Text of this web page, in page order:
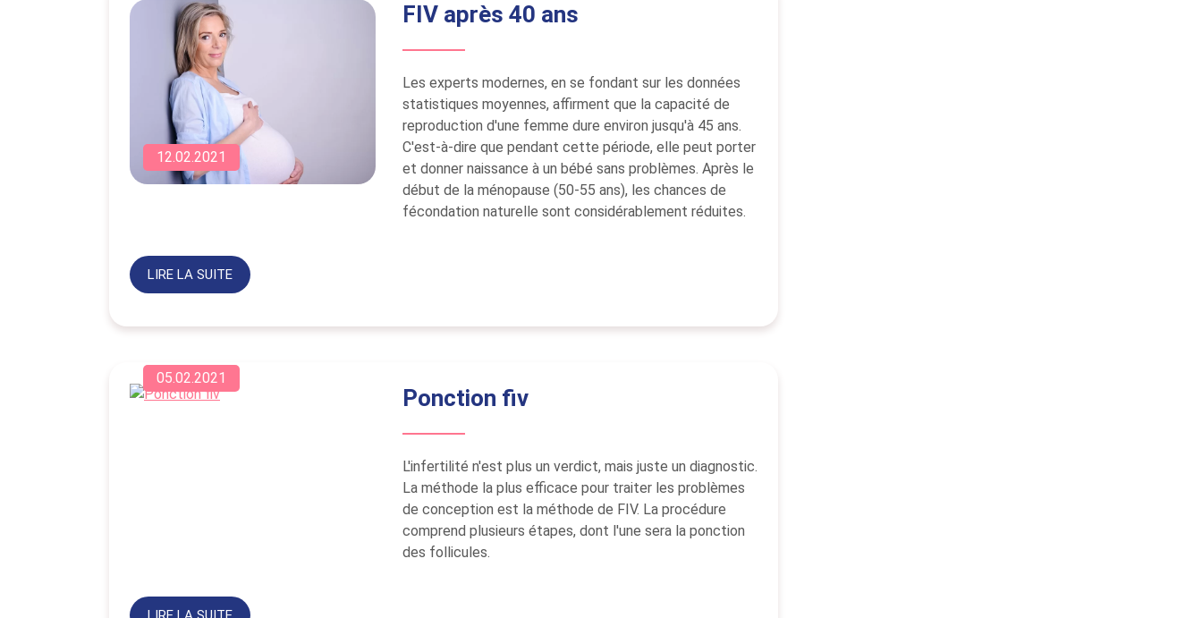
12.02.2021
FIV après 40 ans
Les experts modernes, en se fondant sur les données
statistiques moyennes, affirment que la capacité de
reproduction d'une femme dure environ jusqu'à 45 ans.
C'est-à-dire que pendant cette période, elle peut porter
et donner naissance à un bébé sans problèmes. Après le
début de la ménopause (50-55 ans), les chances de
fécondation naturelle sont considérablement réduites.
LIRE LA SUITE
05.02.2021
Ponction fiv
L'infertilité n'est plus un verdict, mais juste un diagnostic.
La méthode la plus efficace pour traiter les problèmes
de conception est la méthode de FIV. La procédure
comprend plusieurs étapes, dont l'une sera la ponction
des follicules.